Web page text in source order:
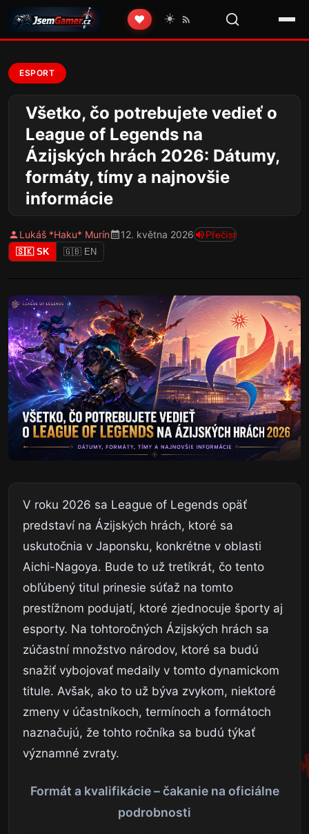
❤️ ☀️
ESPORT
Všetko, čo potrebujete vedieť o
League of Legends na
Ázijských hrách 2026: Dátumy,
formáty, tímy a najnovšie
informácie
Lukáš *Haku* Murín 12. května 2026 Přečíst
🇸🇰 SK 🇬🇧 EN
V roku 2026 sa League of Legends opäť
predstaví na Ázijských hrách, ktoré sa
uskutočnia v Japonsku, konkrétne v oblasti
Aichi-Nagoya. Bude to už tretíkrát, čo tento
obľúbený titul prinesie súťaž na tomto
prestížnom podujatí, ktoré zjednocuje športy aj
esporty. Na tohtoročných Ázijských hrách sa
zúčastní množstvo národov, ktoré sa budú
snažiť vybojovať medaily v tomto dynamickom
titule. Avšak, ako to už býva zvykom, niektoré
zmeny v účastníkoch, termínoch a formátoch
naznačujú, že tohto ročníka sa budú týkať
významné zvraty.
Formát a kvalifikácie – čakanie na oficiálne
podrobnosti